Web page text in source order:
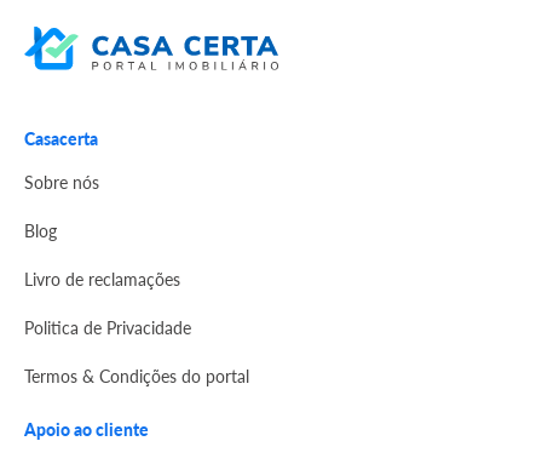
Casacerta
Sobre nós
Blog
Livro de reclamações
Politica de Privacidade
Termos & Condições do portal
Apoio ao cliente